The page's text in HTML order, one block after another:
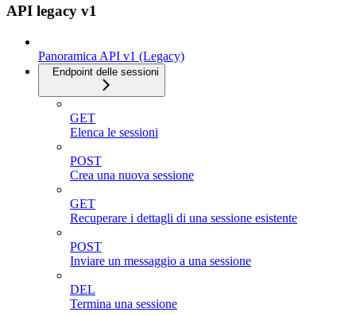
API legacy v1
Panoramica API v1 (Legacy)
Endpoint delle sessioni
GET
Elenca le sessioni
POST
Crea una nuova sessione
GET
Recuperare i dettagli di una sessione esistente
POST
Inviare un messaggio a una sessione
DEL
Termina una sessione